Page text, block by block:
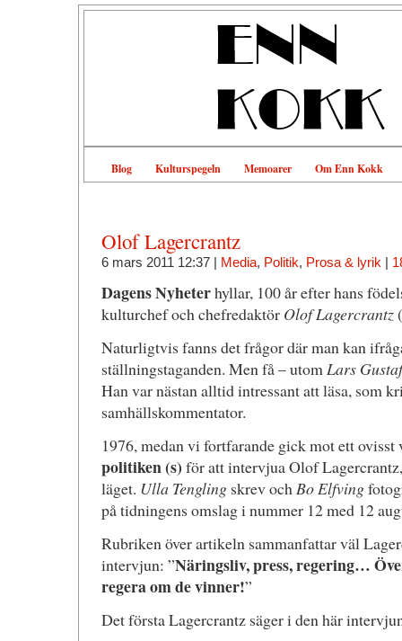
Blog Kulturspegeln Memoarer Om Enn Kokk
Olof Lagercrantz
6 mars 2011 12:37 | Media, Politik, Prosa & lyrik |
Dagens Nyheterhyllar, 100 år efter hans
kulturchef och chefredaktör Olof Lagercrantz
Naturligtvis fanns det frågor där man kan
ställningstaganden. Men få – utomLars
Han var nästan alltid intressant att läsa, som
samhällskommentator.
1976, medan vi fortfarande gick mot ett
politiken (s) för att intervjua Olof
läget. Ulla Tenglingskrev ochBo Elfving
på tidningens omslag i nummer 12 med 12
Rubriken över artikeln sammanfattar väl
intervjun: ”Näringsliv, press, regering…
regera om de vinner!”
Det första Lagercrantz säger i den här